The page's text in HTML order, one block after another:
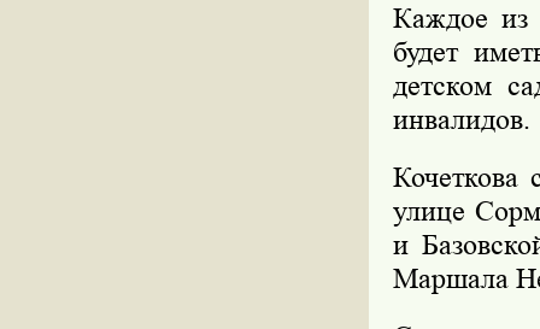
Каждое из
будет
детском
инвалидов.
Кочеткова
улице
и
Маршала